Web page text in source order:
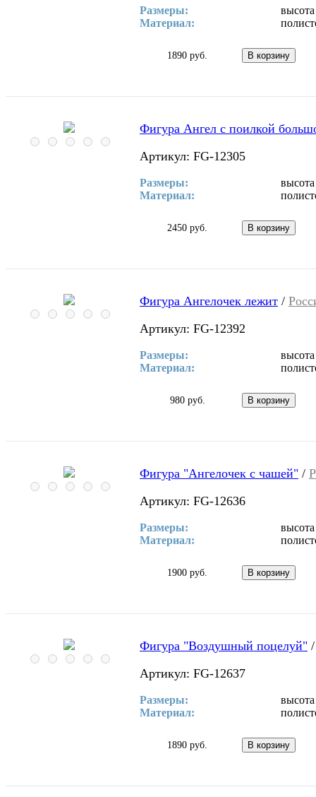
Размеры:
Материал:
1890 руб.
Фигура Ангел с поилкой
Артикул: FG-12305
Размеры:
Материал:
2450 руб.
Фигура Ангелочек лежит /
Артикул: FG-12392
Размеры:
Материал:
980 руб.
Фигура "Ангелочек с чашей" /
Артикул: FG-12636
Размеры:
Материал:
1900 руб.
Фигура "Воздушный поцелуй"
Артикул: FG-12637
Размеры:
Материал:
1890 руб.